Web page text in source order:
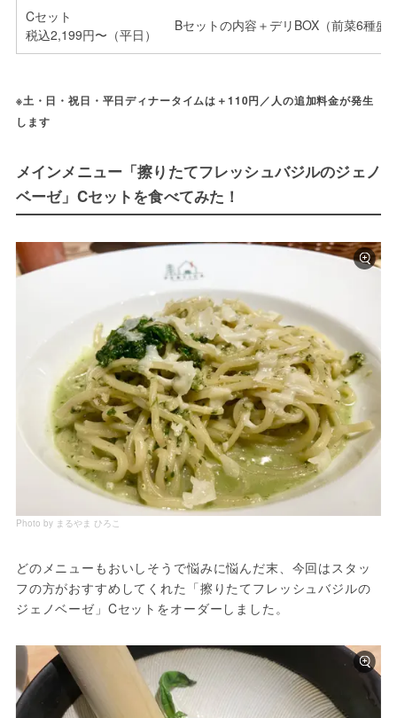
Cセット
税込2,199円〜（平日）
Bセットの内容＋デリBOX（前菜6種盛
※土・日・祝日・平日ディナータイムは＋110円／人の追加料金が発生
します
メインメニュー「擦りたてフレッシュバジルのジェノ
ベーゼ」Cセットを食べてみた！
Photo by まるやま ひろこ
どのメニューもおいしそうで悩みに悩んだ末、今回はスタッ
フの方がおすすめしてくれた「擦りたてフレッシュバジルの
ジェノベーゼ」Cセットをオーダーしました。